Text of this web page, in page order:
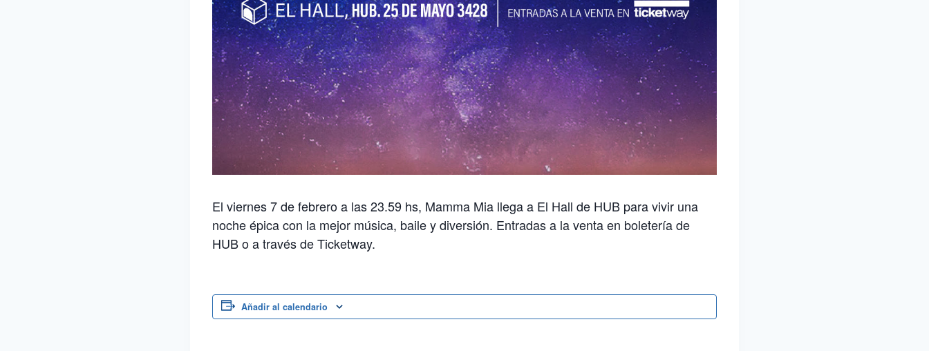
El viernes 7 de febrero a las 23.59 hs, Mamma Mia llega a El Hall de HUB para vivir una
noche épica con la mejor música, baile y diversión. Entradas a la venta en boletería de
HUB o a través de Ticketway.
Añadir al calendario